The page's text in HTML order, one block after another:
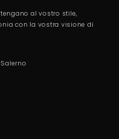
al vostro stile,
con la vostra visione di